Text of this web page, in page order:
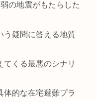
の地震がもたらした
う疑問に答える地質
くる最悪のシナリ
体的な在宅避難プラ